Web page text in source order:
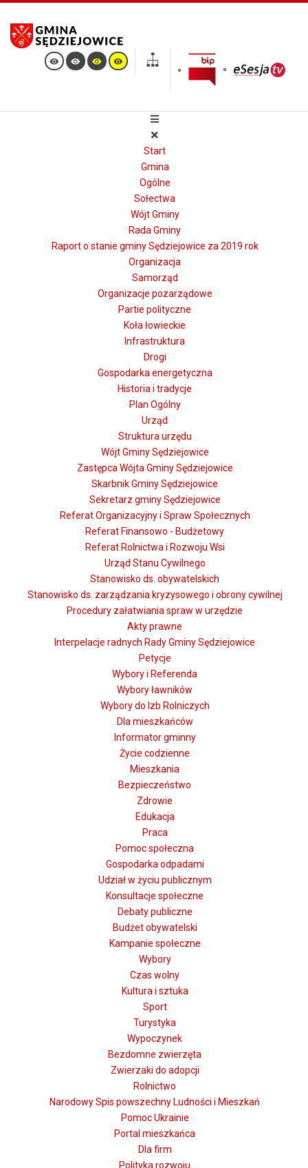
Start
Gmina
Ogólne
Sołectwa
Wójt Gminy
Rada Gminy
Raport o stanie gminy Sędziejowice za 2019 rok
Organizacja
Samorząd
Organizacje pozarządowe
Partie polityczne
Koła łowieckie
Infrastruktura
Drogi
Gospodarka energetyczna
Historia i tradycje
Plan Ogólny
Urząd
Struktura urzędu
Wójt Gminy Sędziejowice
Zastępca Wójta Gminy Sędziejowice
Skarbnik Gminy Sędziejowice
Sekretarz gminy Sędziejowice
Referat Organizacyjny i Spraw Społecznych
Referat Finansowo - Budżetowy
Referat Rolnictwa i Rozwoju Wsi
Urząd Stanu Cywilnego
Stanowisko ds. obywatelskich
Stanowisko ds. zarządzania kryzysowego i obrony cywilnej
Procedury załatwiania spraw w urzędzie
Akty prawne
Interpelacje radnych Rady Gminy Sędziejowice
Petycje
Wybory i Referenda
Wybory ławników
Wybory do Izb Rolniczych
Dla mieszkańców
Informator gminny
Życie codzienne
Mieszkania
Bezpieczeństwo
Zdrowie
Edukacja
Praca
Pomoc społeczna
Gospodarka odpadami
Udział w życiu publicznym
Konsultacje społeczne
Debaty publiczne
Budżet obywatelski
Kampanie społeczne
Wybory
Czas wolny
Kultura i sztuka
Sport
Turystyka
Wypoczynek
Bezdomne zwierzęta
Zwierzaki do adopcji
Rolnictwo
Narodowy Spis powszechny Ludności i Mieszkań
Pomoc Ukrainie
Portal mieszkańca
Dla firm
Polityka rozwoju